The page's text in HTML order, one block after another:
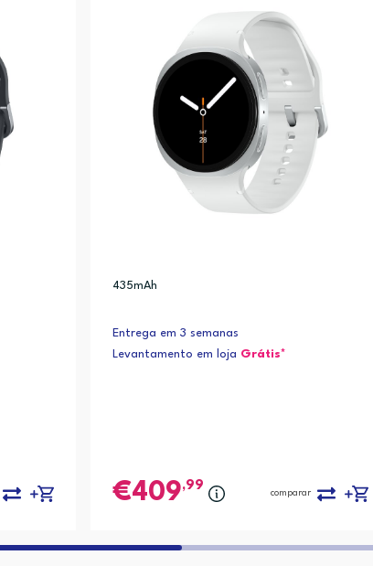
435mAh
Entrega em 3 semanas
Levantamento em loja Grátis*
409,99
comparar